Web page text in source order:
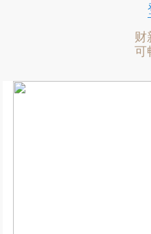
财
可